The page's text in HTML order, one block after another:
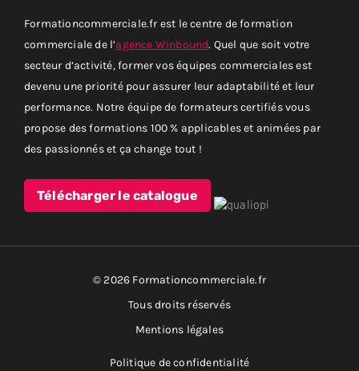
Formationcommerciale.fr est le centre de formation
commerciale de l’agence Winbound. Quel que soit votre
secteur d’activité, former vos équipes commerciales est
devenu une priorité pour assurer leur adaptabilité et leur
performance. Notre équipe de formateurs certifiés vous
propose des formations 100 % applicables et animées par
des passionnés et ça change tout !
Télécharger le catalogue
© 2026 Formationcommerciale.fr
Tous droits réservés
Mentions légales
Politique de confidentialité